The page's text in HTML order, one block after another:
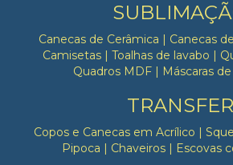
Canecas de Cerâmica | Canecas
Camisetas | Toalhas de lavabo |
Quadros MDF | Máscaras
TRANSFER
Copos e Canecas em Acrílico |
Pipoca | Chaveiros | Escovas